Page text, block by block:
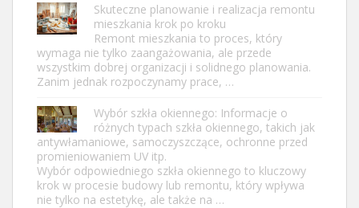
Skuteczne planowanie i realizacja remontu
mieszkania krok po kroku
Remont mieszkania to proces, który
wymaga nie tylko zaangażowania, ale przede
wszystkim dobrej organizacji i solidnego planowania.
Zanim jednak rozpoczynamy prace, …
Wybór szkła okiennego: Informacje o
różnych typach szkła okiennego, takich jak
antywłamaniowe, samoczyszczące, ochronne przed
promieniowaniem UV itp.
Wybór odpowiedniego szkła okiennego to kluczowy
krok w procesie budowy lub remontu, który wpływa
nie tylko na estetykę, ale także na …